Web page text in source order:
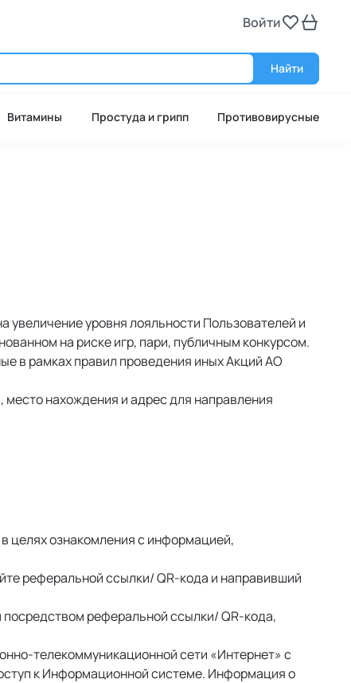
Войти
Найти
Витамины Простуда и грипп Противовирусные
уровня лояльности Пользователей и
на риске игр, пари, публичным конкурсом.
в рамках правил проведения иных Акций АО
нахождения и адрес для направления
целях ознакомления с информацией,
реферальной ссылки/ QR-кода и направивший
реферальной ссылки/ QR-кода,
телекоммуникационной сети «Интернет» с
к Информационной системе. Информация о